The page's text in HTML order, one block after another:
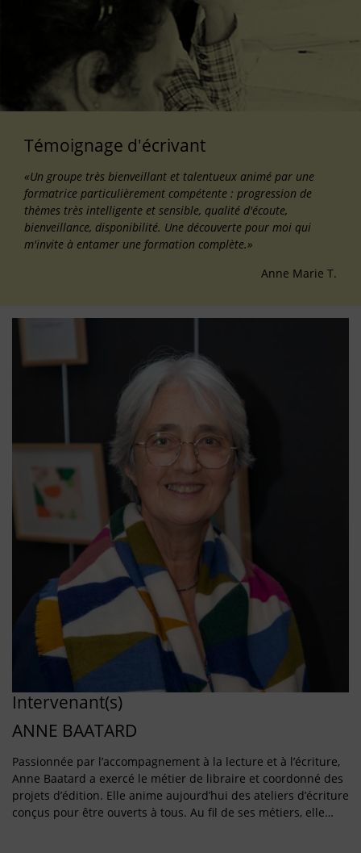
Témoignage d'écrivant
«Un groupe très bienveillant et talentueux animé par une
formatrice particulièrement compétente : progression de
thèmes très intelligente et sensible, qualité d'écoute,
bienveillance, disponibilité. Une découverte pour moi qui
m'invite à entamer une formation complète.»
Anne Marie T.
Intervenant(s)
ANNE BAATARD
Passionnée par l’accompagnement à la lecture et à l’écriture,
Anne Baatard a exercé le métier de libraire et coordonné des
projets d’édition. Elle anime aujourd’hui des ateliers d’écriture
conçus pour être ouverts à tous. Au fil de ses métiers, elle…